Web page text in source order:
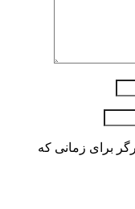
برای زمانی که